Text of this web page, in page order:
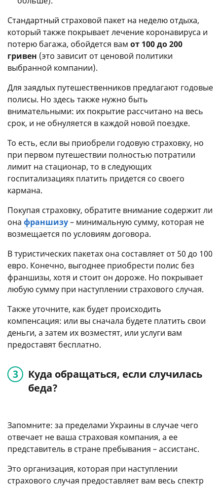
Стандартный страховой пакет на неделю отдыха,
который также покрывает лечение коронавируса и
потерю багажа, обойдется вам от 100 до 200
гривен (это зависит от ценовой политики
выбранной компании).
Для заядлых путешественников предлагают годовые
полисы. Но здесь также нужно быть
внимательными: их покрытие рассчитано на весь
срок, и не обнуляется в каждой новой поездке.
То есть, если вы приобрели годовую страховку, но
при первом путешествии полностью потратили
лимит на стационар, то в следующих
госпитализациях платить придется со своего
кармана.
Покупая страховку, обратите внимание содержит ли
она франшизу– минимальную сумму, которая не
возмещается по условиям договора.
В туристических пакетах она составляет от 50 до 100
евро. Конечно, выгоднее приобрести полис без
франшизы, хотя и стоит он дороже. Но покрывает
любую сумму при наступлении страхового случая.
Также уточните, как будет происходить
компенсация: или вы сначала будете платить свои
деньги, а затем их возместят, или услуги вам
предоставят бесплатно.
Куда обращаться, если случилась
беда?
Запомните: за пределами Украины в случае чего
отвечает не ваша страховая компания, а ее
представитель в стране пребывания – ассистанс.
Это организация, которая при наступлении
страхового случая предоставляет вам весь спектр